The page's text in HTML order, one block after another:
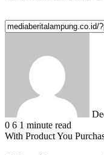
0 6 1 minute read
With Product You